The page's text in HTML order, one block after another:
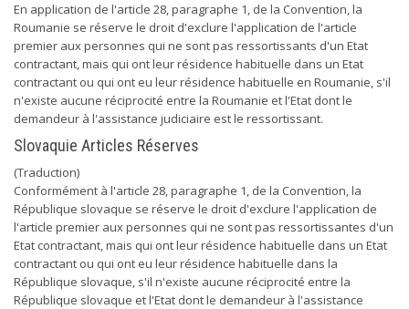
En application de l'article 28, paragraphe 1, de la Convention, la
Roumanie se réserve le droit d'exclure l'application de l'article
premier aux personnes qui ne sont pas ressortissants d'un Etat
contractant, mais qui ont leur résidence habituelle dans un Etat
contractant ou qui ont eu leur résidence habituelle en Roumanie, s'il
n'existe aucune réciprocité entre la Roumanie et l'Etat dont le
demandeur à l'assistance judiciaire est le ressortissant.
Slovaquie Articles Réserves
(Traduction)
Conformément à l'article 28, paragraphe 1, de la Convention, la
République slovaque se réserve le droit d'exclure l'application de
l'article premier aux personnes qui ne sont pas ressortissantes d'un
Etat contractant, mais qui ont leur résidence habituelle dans un Etat
contractant ou qui ont eu leur résidence habituelle dans la
République slovaque, s'il n'existe aucune réciprocité entre la
République slovaque et l'Etat dont le demandeur à l'assistance